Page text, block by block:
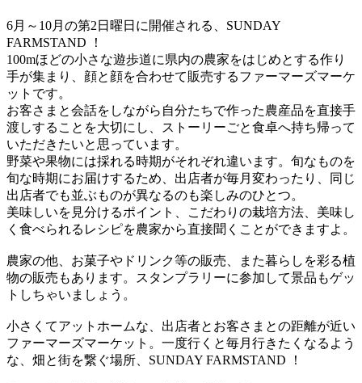
6月～10月の第2日曜日に開催される、SUNDAY
FARMSTAND ！
100mほどの小さな遊歩道に県内の農家をはじめとする作り
手が集まり、顔と顔を合わせて販売するファーマーズマーケ
ットです。
お客さまと会話をしながら自分たちで作った農産品を直接手
渡しすることを大切にし、ストーリーごと食卓へ持ち帰って
いただきたいと思っています。
野菜や果物には採れる時期がそれぞれ違います。旬なものを
旬な時期にお届けするため、出店者が毎月変わったり、同じ
出店者でも並ぶものが異なるのも楽しみのひとつ。
美味しいを見分けるポイント、こだわりの栽培方法、美味し
く食べられるレシピを農家から直接聞くことができますよ。
農家の他、お菓子やドリンク等の販売、また暮らしを彩る植
物の販売もあります。スタンプラリーに参加して景品もゲッ
トしちゃいましょう。
小さくてアットホームな、出店者とお客さまとの距離が近い
ファーマーズマーケット。一度行くと毎月行きたくなるよう
な、畑と街を繋ぐ場所、SUNDAY FARMSTAND ！